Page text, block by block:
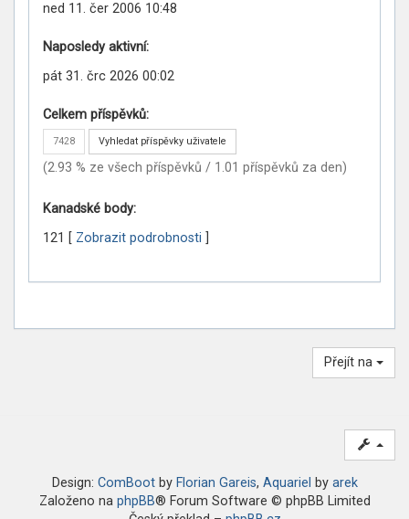
ned 11. čer 2006 10:48
Naposledy aktivní:
pát 31. črc 2026 00:02
Celkem příspěvků:
7428 Vyhledat příspěvky uživatele
(2.93 % ze všech příspěvků / 1.01 příspěvků za den)
Kanadské body:
121 [ Zobrazit podrobnosti
Přejít na
Design: ComBootby Florian Gareis, Aquariel by arek
Založeno na phpBB® Forum Software © phpBB Limited